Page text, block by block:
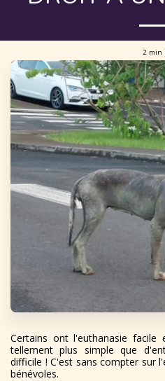
2 min
Certains ont l'euthanasie
tellement plus simple que
difficile ! C'est sans compter sur
bénévoles.